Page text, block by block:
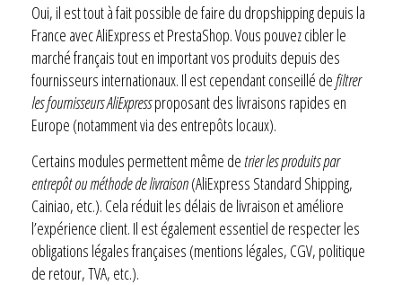
Oui, il est tout à fait possible de faire du dropshipping depuis la
France avec AliExpress et PrestaShop. Vous pouvez cibler le
marché français tout en important vos produits depuis des
fournisseurs internationaux. Il est cependant conseillé defiltrer
les fournisseurs AliExpressproposant des livraisons rapides en
Europe (notamment via des entrepôts locaux).
Certains modules permettent même detrier les produits par
entrepôt ou méthode de livraison(AliExpress Standard Shipping,
Cainiao, etc.). Cela réduit les délais de livraison et améliore
l’expérience client. Il est également essentiel de respecter les
obligations légales françaises (mentions légales, CGV, politique
de retour, TVA, etc.).